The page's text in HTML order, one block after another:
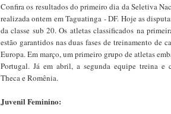
Confira os resultados do primeiro dia da Seletiva
realizada ontem em Taguatinga - DF. Hoje as
da classe sub 20.Os atletas classificados na
estão garantidos nas duas fases de treinamento de
Europa. Em março, um primeiro grupo de atletas
Portugal. Já em abril, a segunda equipe treina e
Theca e Romênia.
Juvenil Feminino: